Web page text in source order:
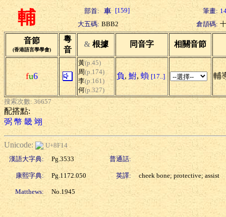
輔 部首: [159] 筆畫:
大五碼: BBB2 倉頡碼:
音節
(香港語言學學會)
粵
音
& 根據 同音字 相關音節
fu6
黃(p.45)
周(p.174)
李(p.161)
何(p.327)
負, 鮒, 蝜 [17..] 輔
搜索次數: 36657
配搭點:
弼 幣 畿 翊
Unicode:
U+8F14
漢語大字典:
Pg.3533 普通話:
康熙字典: Pg.1172.050 英譯: cheek bone; protective; assist
Matthews: No.1945